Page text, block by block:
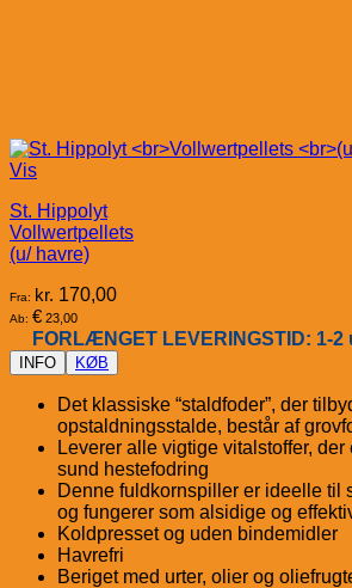
Vis
St. Hippolyt
Vollwertpellets
(u/ havre)
Fra: kr. 170,00
Ab: € 23,00
FORLÆNGET LEVERINGSTID: 1-2
INFO KØB
Det klassiske “staldfoder”, der
opstaldningsstalde, består af
Leverer alle vigtige vitalstoffer,
sund hestefodring
Denne fuldkornspiller er ideelle til
og fungerer som alsidige og
Koldpresset og uden bindemidler
Havrefri
Beriget med urter, olier og